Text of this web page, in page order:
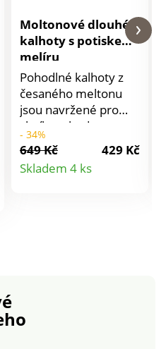
Moltonové dlouhé
kalhoty s potiskem
melíru
Pohodlné kalhoty z
česaného meltonu
jsou navržené pro
chvíle pohody a
oddechu. Pružný pas
se šňůrkou na
stažení. Vpředu
- 34%
649 Kč
429 Kč
Skladem 4 ks
Detail